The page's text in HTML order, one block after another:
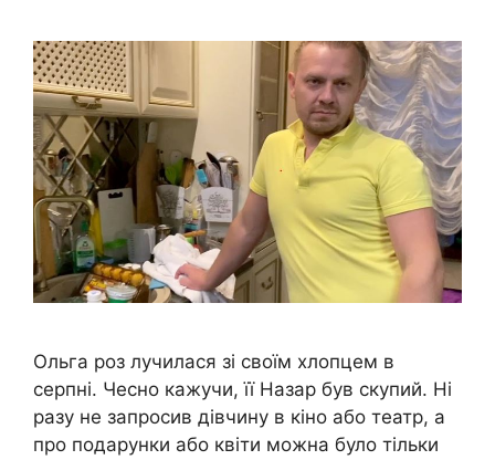
Ольга роз лучилася зі своїм хлопцем в
серпні. Чесно кажучи, її Назар був скупий. Ні
разу не запросив дівчину в кіно або театр, а
про подарунки або квіти можна було тільки